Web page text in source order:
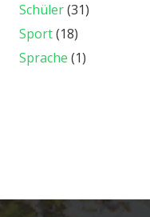
Schüler(31)
Sport(18)
Sprache (1)